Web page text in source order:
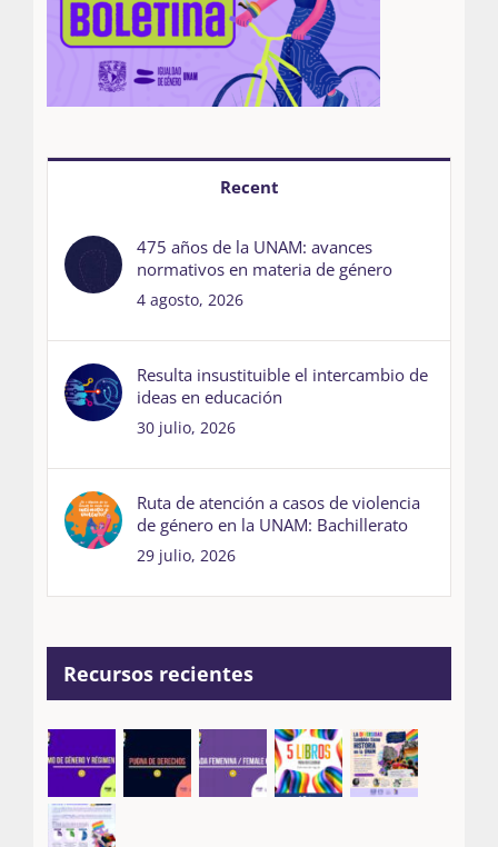
Recent
475 años de la UNAM: avances
normativos en materia de género
4 agosto, 2026
Resulta insustituible el intercambio de
ideas en educación
30 julio, 2026
Ruta de atención a casos de violencia
de género en la UNAM: Bachillerato
29 julio, 2026
Recursos recientes